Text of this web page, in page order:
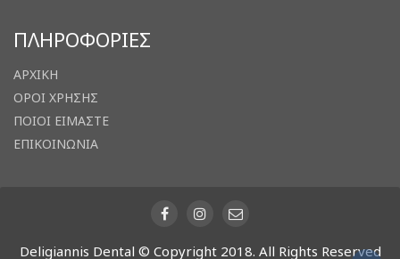
ΠΛΗΡΟΦΟΡΙΕΣ
ΑΡΧΙΚΗ
ΟΡΟΙ ΧΡΗΣΗΣ
ΠΟΙΟΙ ΕΙΜΑΣΤΕ
ΕΠΙΚΟΙΝΩΝΙΑ
Deligiannis Dental © Copyright 2018. All Rights Reserved